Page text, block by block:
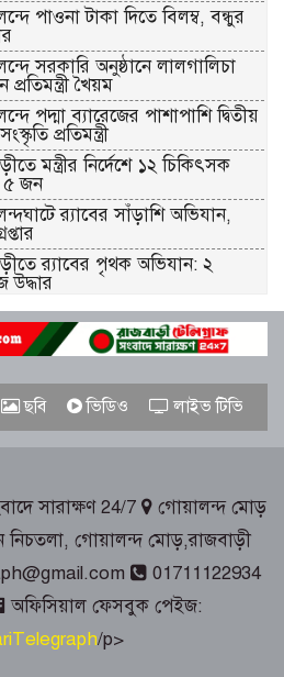
পাওনা টাকা দিতে বিলম্ব, বন্ধুর
সরকারি অনুষ্ঠানে লালগালিচা
খৈয়ম
পদ্মা ব্যারেজের পাশাপাশি দ্বিতীয়
প্রতিমন্ত্রী
মন্ত্রীর নির্দেশে ১২ চিকিৎসক
৫ জন
র‌্যাবের সাঁড়াশি অভিযান,
র‌্যাবের পৃথক অভিযান: ২
উদ্ধার
সাংবাদিক আকাশ মাহমুদের ওপর
ঘটনায় বিশু সরদার গ্রেপ্তার
জুলাই গণঅভ্যুত্থান দিবস পালিত
দিবস পালিত
রাজবাড়ী জেলা পুলিশ-
শ্রদ্ধাঞ্জলি
ছবি ভিডিও লাইভ টিভি
সারাক্ষণ 24/7
গোয়ালন্দ মোড়
নিচতলা, গোয়ালন্দ মোড়,রাজবাড়ী
01711122934
অফিসিয়াল ফেসবুক পেইজ:
/p>